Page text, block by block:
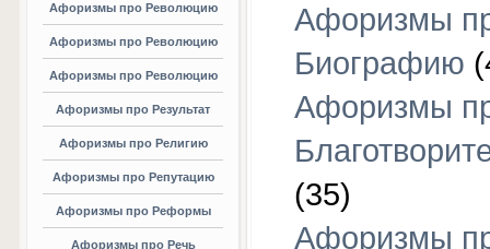
Афоризмы про Революцию
Афоризмы про Революцию
Афоризмы про Революцию
Афоризмы про Результат
Афоризмы про Религию
Афоризмы про Репутацию
Афоризмы про Реформы
Афоризмы про Речь
Афоризмы
Биографию
Афоризмы
(35)
Афоризмы